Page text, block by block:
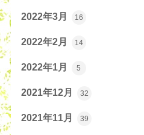
2022年3月 16
2022年2月 14
2022年1月 5
2021年12月 32
2021年11月 39